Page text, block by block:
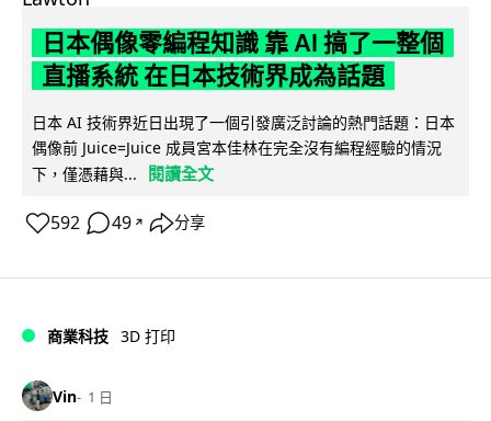
日本偶像零編程知識 靠 AI 搞了一整個
直播系統 在日本技術界成為話題
日本 AI 技術界近日出現了一個引發廣泛討論的熱門話題：日本
偶像前 Juice=Juice 成員宮本佳林在完全沒有編程經驗的情況
下，僅憑藉與...
閱讀全文
592 49 ↗ 分享
商業科技 3D 打印
Vin 1 日